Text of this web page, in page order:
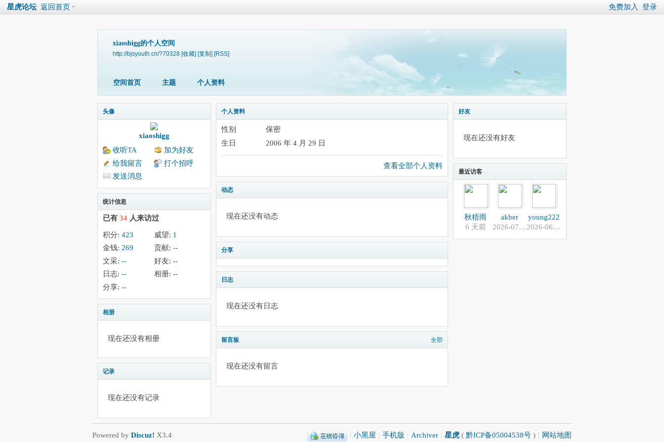
免费加入 登录
星虎论坛 返回首页
xiaoshigg的个人空间
http://bjsyouth.cn/?70328 [收藏] [复制] [RSS]
空间首页 主题 个人资料
头像
xiaoshigg
收听TA
加为好友
给我留言
打个招呼
发送消息
统计信息
已有 34 人来访过
积分: 423 威望: 1
金钱: 269 贡献: --
文采: -- 好友: --
日志: -- 相册: --
分享: --
相册
现在还没有相册
记录
现在还没有记录
个人资料
性别
保密
生日
2006 年 4 月 29 日
查看全部个人资料
动态
现在还没有动态
分享
日志
现在还没有日志
留言板 全部
现在还没有留言
好友
现在还没有好友
最近访客
秋梧雨
6 天前
akber
2026-07-22
young222
2026-06-03
| 小黑屋 | 手机版 | Archiver | 星虎 ( 黔ICP备05004538号 ) | 网站地图
Powered by Discuz! X3.4